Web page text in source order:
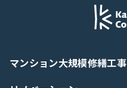
マンション大規模修繕工事